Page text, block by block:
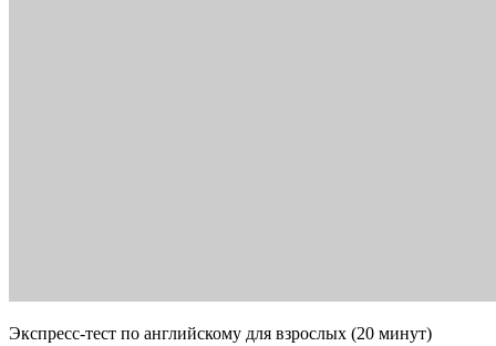
Экспресс-тест по английскому для взрослых (20 минут)